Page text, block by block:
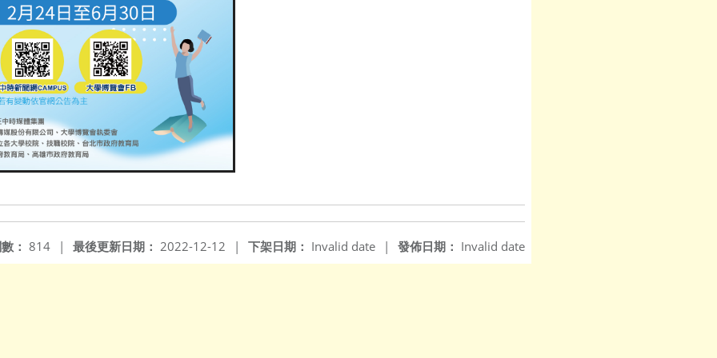
發佈日期： Invalid date
下架日期： Invalid date |
最後更新日期： 2022-12-12 |
： 814 |